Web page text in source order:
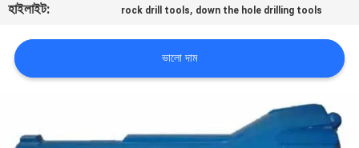
উদ্ধৃতির
জন্য
আবেদন
হাইলাইট:
rock drill tools, down the hole drilling tools
ভালো দাম